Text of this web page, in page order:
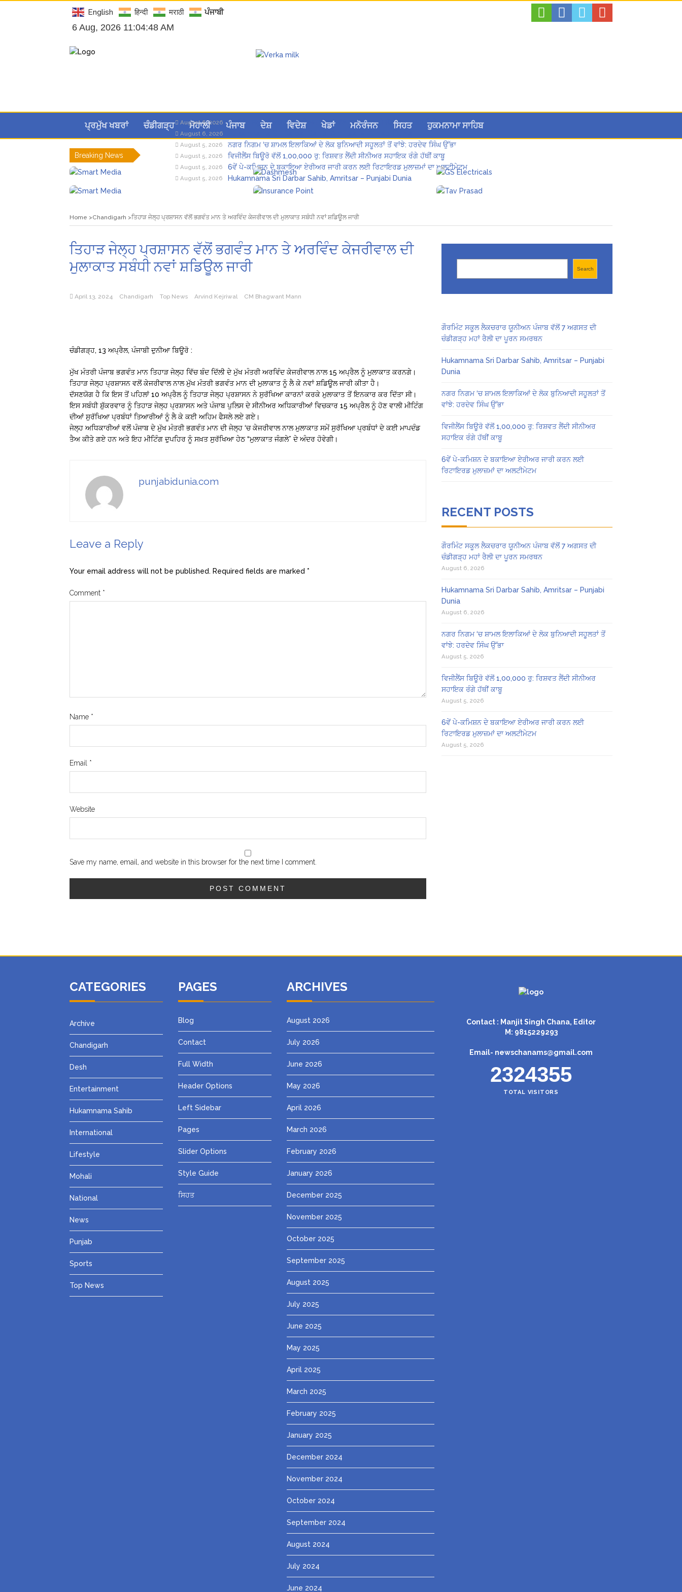
English हिन्दी मराठी ਪੰਜਾਬੀ
6 Aug, 2026 11:04:49 AM
ਪ੍ਰਮੁੱਖ ਖਬਰਾਂ ਚੰਡੀਗੜ੍ਹ ਮੋਹਾਲੀ ਪੰਜਾਬ ਦੇਸ਼ ਵਿਦੇਸ਼ ਖੇਡਾਂ ਮਨੋਰੰਜਨ ਸਿਹਤ ਹੁਕਮਨਾਮਾ ਸਾਹਿਬ
Breaking News
August 6, 2026 ਗੌਰਮਿੰਟ ਸਕੂਲ ਲੈਕਚਰਾਰ ਯੂਨੀਅਨ ਪੰਜਾਬ ਵੱਲੋਂ 7 ਅਗਸਤ ਦੀ ਚੰਡੀਗੜ੍ਹ ਮਹਾਂ ਰੈਲੀ ਦਾ ਪੂਰਨ ਸਮਰਥਨ
August 6, 2026
August 5, 2026 ਨਗਰ ਨਿਗਮ ‘ਚ ਸ਼ਾਮਲ ਇਲਾਕਿਆਂ ਦੇ ਲੋਕ ਬੁਨਿਆਦੀ ਸਹੂਲਤਾਂ ਤੋਂ ਵਾਂਝੇ: ਹਰਦੇਵ ਸਿੰਘ ਉੱਭਾ
August 5, 2026 ਵਿਜੀਲੈਂਸ ਬਿਊਰੋ ਵੱਲੋਂ 1,00,000 ਰੁ: ਰਿਸ਼ਵਤ ਲੈਂਦੀ ਸੀਨੀਅਰ ਸਹਾਇਕ ਰੰਗੇ ਹੱਥੀਂ ਕਾਬੂ
August 5, 2026 6ਵੇਂ ਪੇ-ਕਮਿਸ਼ਨ ਦੇ ਬਕਾਇਆ ਏਰੀਅਰ ਜਾਰੀ ਕਰਨ ਲਈ ਰਿਟਾਇਰਡ ਮੁਲਾਜ਼ਮਾਂ ਦਾ ਅਲਟੀਮੇਟਮ
August 5, 2026 Hukamnama Sri Darbar Sahib, Amritsar – Punjabi Dunia
Home Chandigarh ਤਿਹਾੜ ਜੇਲ੍ਹ ਪ੍ਰਸ਼ਾਸਨ ਵੱਲੋਂ ਭਗਵੰਤ ਮਾਨ ਤੇ ਅਰਵਿੰਦ ਕੇਜਰੀਵਾਲ ਦੀ ਮੁਲਾਕਾਤ ਸਬੰਧੀ ਨਵਾਂ ਸ਼ਡਿਊਲ ਜਾਰੀ
ਤਿਹਾੜ ਜੇਲ੍ਹ ਪ੍ਰਸ਼ਾਸਨ ਵੱਲੋਂ ਭਗਵੰਤ ਮਾਨ ਤੇ ਅਰਵਿੰਦ ਕੇਜਰੀਵਾਲ ਦੀ
ਮੁਲਾਕਾਤ ਸਬੰਧੀ ਨਵਾਂ ਸ਼ਡਿਊਲ ਜਾਰੀ
April 13, 2024 Chandigarh Top News Arvind Kejriwal CM Bhagwant Mann
ਚੰਡੀਗੜ੍ਹ, 13 ਅਪ੍ਰੈਲ, ਪੰਜਾਬੀ ਦੁਨੀਆ ਬਿਊਰੋ :
ਮੁੱਖ ਮੰਤਰੀ ਪੰਜਾਬ ਭਗਵੰਤ ਮਾਨ ਤਿਹਾੜ ਜੇਲ੍ਹ ਵਿੱਚ ਬੰਦ ਦਿੱਲੀ ਦੇ ਮੁੱਖ ਮੰਤਰੀ ਅਰਵਿੰਦ ਕੇਜਰੀਵਾਲ ਨਾਲ 15 ਅਪ੍ਰੈਲ ਨੂੰ ਮੁਲਾਕਾਤ ਕਰਨਗੇ।
ਤਿਹਾੜ ਜੇਲ੍ਹ ਪ੍ਰਸ਼ਾਸਨ ਵਲੋਂ ਕੇਜਰੀਵਾਲ ਨਾਲ ਮੁੱਖ ਮੰਤਰੀ ਭਗਵੰਤ ਮਾਨ ਦੀ ਮੁਲਾਕਾਤ ਨੂੰ ਲੈ ਕੇ ਨਵਾਂ ਸ਼ਡਿਊਲ ਜਾਰੀ ਕੀਤਾ ਹੈ।
ਦੱਸਣਯੋਗ ਹੈ ਕਿ ਇਸ ਤੋਂ ਪਹਿਲਾਂ 10 ਅਪ੍ਰੈਲ ਨੂੰ ਤਿਹਾੜ ਜੇਲ੍ਹ ਪ੍ਰਸ਼ਾਸਨ ਨੇ ਸੁਰੱਖਿਆ ਕਾਰਨਾਂ ਕਰਕੇ ਮੁਲਾਕਾਤ ਤੋਂ ਇਨਕਾਰ ਕਰ ਦਿੱਤਾ ਸੀ।
ਇਸ ਸਬੰਧੀ ਸ਼ੁੱਕਰਵਾਰ ਨੂੰ ਤਿਹਾੜ ਜੇਲ੍ਹ ਪ੍ਰਸ਼ਾਸਨ ਅਤੇ ਪੰਜਾਬ ਪੁਲਿਸ ਦੇ ਸੀਨੀਅਰ ਅਧਿਕਾਰੀਆਂ ਵਿਚਕਾਰ 15 ਅਪ੍ਰੈਲ ਨੂੰ ਹੋਣ ਵਾਲੀ ਮੀਟਿੰਗ
ਦੀਆਂ ਸੁਰੱਖਿਆ ਪ੍ਰਬੰਧਾਂ ਤਿਆਰੀਆਂ ਨੂੰ ਲੈ ਕੇ ਕਈ ਅਹਿਮ ਫੈਸਲੇ ਲਏ ਗਏ।
ਜੇਲ੍ਹ ਅਧਿਕਾਰੀਆਂ ਵਲੋਂ ਪੰਜਾਬ ਦੇ ਮੁੱਖ ਮੰਤਰੀ ਭਗਵੰਤ ਮਾਨ ਦੀ ਜੇਲ੍ਹ ‘ਚ ਕੇਜਰੀਵਾਲ ਨਾਲ ਮੁਲਾਕਾਤ ਸਮੇਂ ਸੁਰੱਖਿਆ ਪ੍ਰਬੰਧਾਂ ਦੇ ਕਈ ਮਾਪਦੰਡ
ਤੈਅ ਕੀਤੇ ਗਏ ਹਨ ਅਤੇ ਇਹ ਮੀਟਿੰਗ ਦੁਪਹਿਰ ਨੂੰ ਸਖ਼ਤ ਸੁਰੱਖਿਆ ਹੇਠ “ਮੁਲਾਕਾਤ ਜੰਗਲੇ” ਦੇ ਅੰਦਰ ਹੋਵੇਗੀ।
punjabidunia.com
Leave a Reply
Your email address will not be published. Required fields are marked *
Comment *
Name *
Email *
Website
Save my name, email, and website in this browser for the next time I comment.
Search
ਗੌਰਮਿੰਟ ਸਕੂਲ ਲੈਕਚਰਾਰ ਯੂਨੀਅਨ ਪੰਜਾਬ ਵੱਲੋਂ 7 ਅਗਸਤ ਦੀ
ਚੰਡੀਗੜ੍ਹ ਮਹਾਂ ਰੈਲੀ ਦਾ ਪੂਰਨ ਸਮਰਥਨ
Hukamnama Sri Darbar Sahib, Amritsar – Punjabi
Dunia
ਨਗਰ ਨਿਗਮ ‘ਚ ਸ਼ਾਮਲ ਇਲਾਕਿਆਂ ਦੇ ਲੋਕ ਬੁਨਿਆਦੀ ਸਹੂਲਤਾਂ ਤੋਂ
ਵਾਂਝੇ: ਹਰਦੇਵ ਸਿੰਘ ਉੱਭਾ
ਵਿਜੀਲੈਂਸ ਬਿਊਰੋ ਵੱਲੋਂ 1,00,000 ਰੁ: ਰਿਸ਼ਵਤ ਲੈਂਦੀ ਸੀਨੀਅਰ
ਸਹਾਇਕ ਰੰਗੇ ਹੱਥੀਂ ਕਾਬੂ
6ਵੇਂ ਪੇ-ਕਮਿਸ਼ਨ ਦੇ ਬਕਾਇਆ ਏਰੀਅਰ ਜਾਰੀ ਕਰਨ ਲਈ
ਰਿਟਾਇਰਡ ਮੁਲਾਜ਼ਮਾਂ ਦਾ ਅਲਟੀਮੇਟਮ
RECENT POSTS
ਗੌਰਮਿੰਟ ਸਕੂਲ ਲੈਕਚਰਾਰ ਯੂਨੀਅਨ ਪੰਜਾਬ ਵੱਲੋਂ 7 ਅਗਸਤ ਦੀ
ਚੰਡੀਗੜ੍ਹ ਮਹਾਂ ਰੈਲੀ ਦਾ ਪੂਰਨ ਸਮਰਥਨ
August 6, 2026
Hukamnama Sri Darbar Sahib, Amritsar – Punjabi
Dunia
August 6, 2026
ਨਗਰ ਨਿਗਮ ‘ਚ ਸ਼ਾਮਲ ਇਲਾਕਿਆਂ ਦੇ ਲੋਕ ਬੁਨਿਆਦੀ ਸਹੂਲਤਾਂ ਤੋਂ
ਵਾਂਝੇ: ਹਰਦੇਵ ਸਿੰਘ ਉੱਭਾ
August 5, 2026
ਵਿਜੀਲੈਂਸ ਬਿਊਰੋ ਵੱਲੋਂ 1,00,000 ਰੁ: ਰਿਸ਼ਵਤ ਲੈਂਦੀ ਸੀਨੀਅਰ
ਸਹਾਇਕ ਰੰਗੇ ਹੱਥੀਂ ਕਾਬੂ
August 5, 2026
6ਵੇਂ ਪੇ-ਕਮਿਸ਼ਨ ਦੇ ਬਕਾਇਆ ਏਰੀਅਰ ਜਾਰੀ ਕਰਨ ਲਈ
ਰਿਟਾਇਰਡ ਮੁਲਾਜ਼ਮਾਂ ਦਾ ਅਲਟੀਮੇਟਮ
August 5, 2026
CATEGORIES
Archive
Chandigarh
Desh
Entertainment
Hukamnama Sahib
International
Lifestyle
Mohali
National
News
Punjab
Sports
Top News
PAGES
Blog
Contact
Full Width
Header Options
Left Sidebar
Pages
Slider Options
Style Guide
ਸਿਹਤ
ARCHIVES
August 2026
July 2026
June 2026
May 2026
April 2026
March 2026
February 2026
January 2026
December 2025
November 2025
October 2025
September 2025
August 2025
July 2025
June 2025
May 2025
April 2025
March 2025
February 2025
January 2025
December 2024
November 2024
October 2024
September 2024
August 2024
July 2024
June 2024
Contact : Manjit Singh Chana, Editor
M: 9815229293
Email- newschanams@gmail.com
2324355
TOTAL VISITORS